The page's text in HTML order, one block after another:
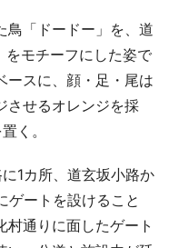
「ドードー」を、道
モチーフにした姿で
ースに、顔・足・尾は
させるオレンジを採
く。
1カ所、道玄坂小路か
ゲートを設けること
通りに面したゲート